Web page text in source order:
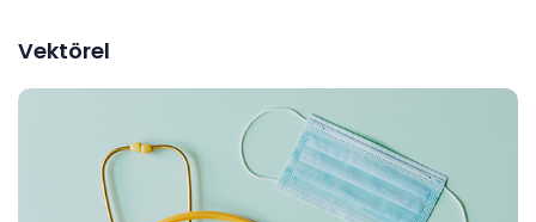
Vektörel